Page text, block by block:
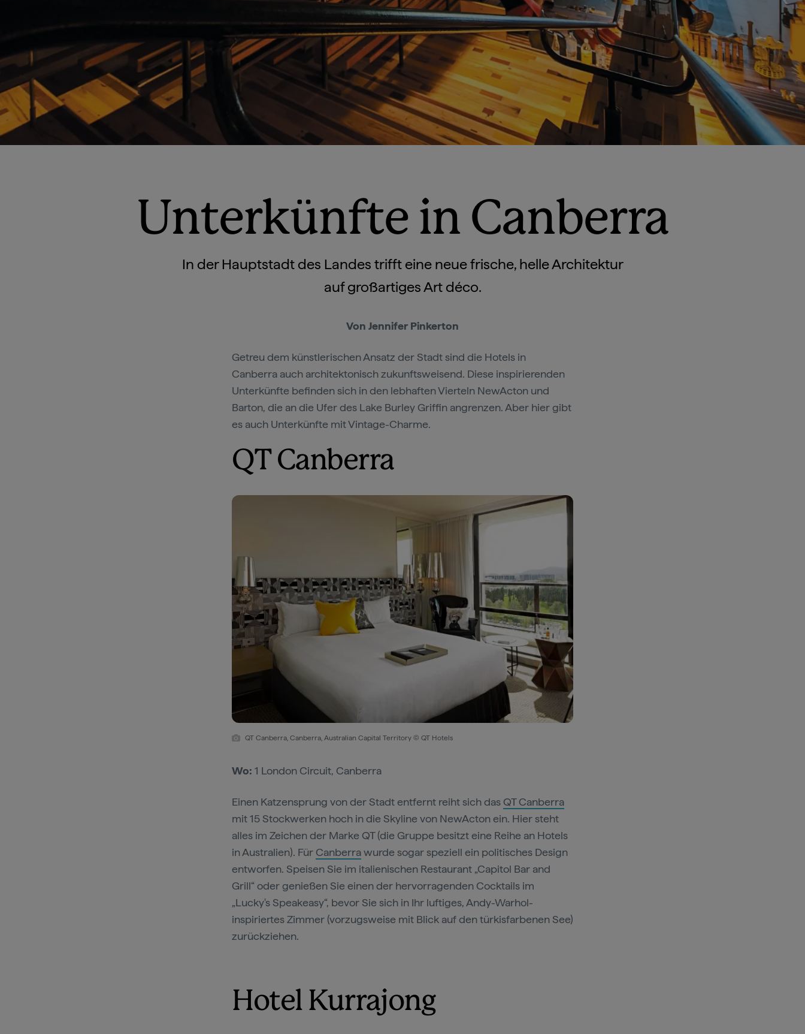
Unterkünfte in Canberra
In der Hauptstadt des Landes trifft eine neue frische, helle Architektur
auf großartiges Art déco.
Von Jennifer Pinkerton
Getreu dem künstlerischen Ansatz der Stadt sind die Hotels in
Canberra auch architektonisch zukunftsweisend. Diese inspirierenden
Unterkünfte befinden sich in den lebhaften Vierteln NewActon und
Barton, die an die Ufer des Lake Burley Griffin angrenzen. Aber hier gibt
es auch Unterkünfte mit Vintage-Charme.
QT Canberra
QT Canberra, Canberra, Australian Capital Territory © QT Hotels
Wo: 1 London Circuit, Canberra
Einen Katzensprung von der Stadt entfernt reiht sich das QT Canberra
mit 15 Stockwerken hoch in die Skyline von NewActon ein. Hier steht
alles im Zeichen der Marke QT (die Gruppe besitzt eine Reihe an Hotels
in Australien). Für Canberrawurde sogar speziell ein politisches Design
entworfen. Speisen Sie im italienischen Restaurant „Capitol Bar and
Grill“ oder genießen Sie einen der hervorragenden Cocktails im
„Lucky's Speakeasy“, bevor Sie sich in Ihr luftiges, Andy-Warhol-
inspiriertes Zimmer (vorzugsweise mit Blick auf den türkisfarbenen See)
zurückziehen.
Hotel Kurrajong